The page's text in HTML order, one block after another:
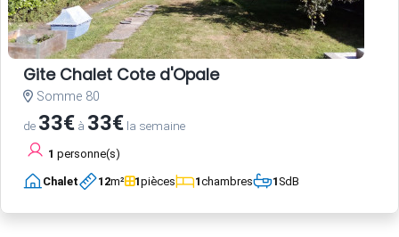
Gite Chalet Cote d'Opale
Somme 80
de 33€ à 33€ la semaine
1 personne(s)
Chalet 12m² 1pièces 1chambres 1SdB